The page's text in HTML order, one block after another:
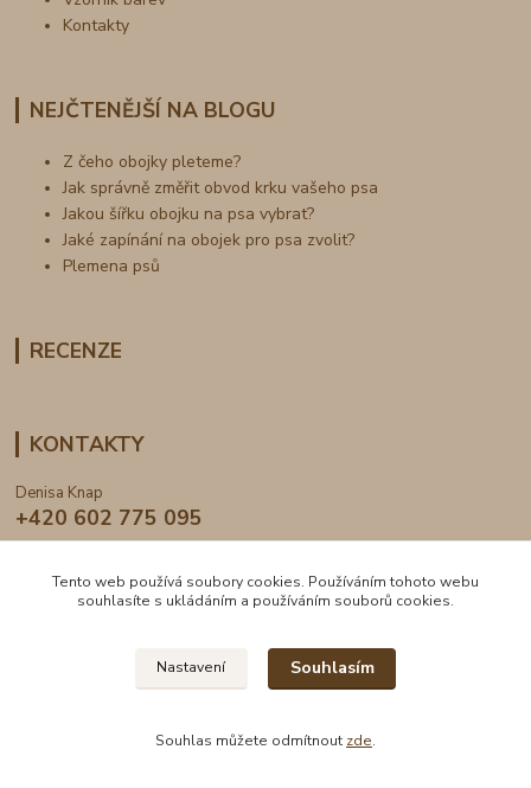
Kontakty
NEJČTENĚJŠÍ NA BLOGU
Z čeho obojky pleteme?
Jak správně změřit obvod krku vašeho psa
Jakou šířku obojku na psa vybrat?
Jaké zapínání na obojek pro psa zvolit?
Plemena psů
RECENZE
KONTAKTY
Denisa Knap
+420 602 775 095
2024 © DogDen.cz, všechna práva vyhrazena
Tento web používá soubory cookies. Používáním tohoto webu
souhlasíte s ukládáním a používáním souborů cookies.
Nastavení Souhlasím
Souhlas můžete odmítnout zde.